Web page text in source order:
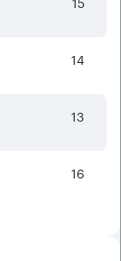
14
13
16